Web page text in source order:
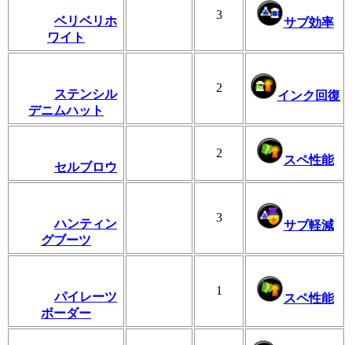
ベリベリホ
ワイト
3
サブ効率
ステンシル
デニムハット
2
インク回復
セルブロウ
2
スペ性能
ハンティン
グブーツ
3
サブ軽減
パイレーツ
ボーダー
1
スペ性能